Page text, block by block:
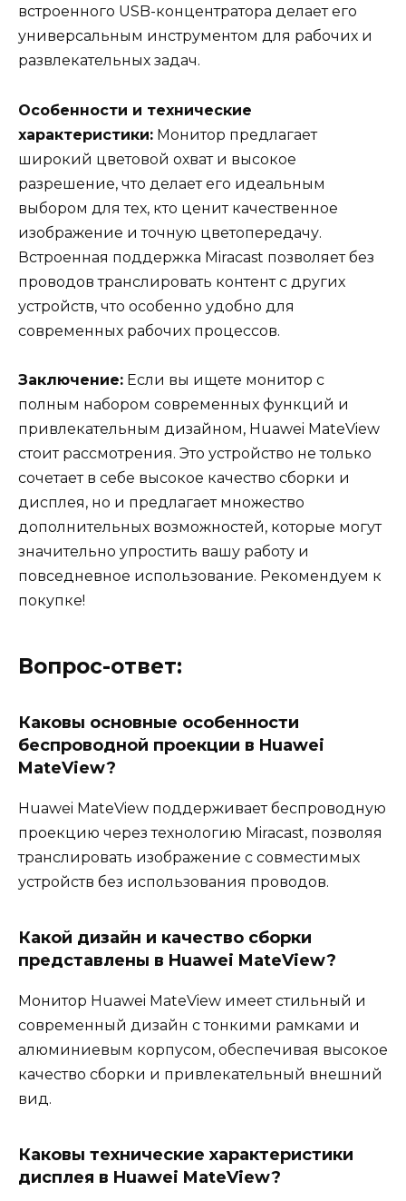
встроенного USB-концентратора делает его
универсальным инструментом для рабочих и
развлекательных задач.
Особенности и технические
характеристики: Монитор предлагает
широкий цветовой охват и высокое
разрешение, что делает его идеальным
выбором для тех, кто ценит качественное
изображение и точную цветопередачу.
Встроенная поддержка Miracast позволяет без
проводов транслировать контент с других
устройств, что особенно удобно для
современных рабочих процессов.
Заключение: Если вы ищете монитор с
полным набором современных функций и
привлекательным дизайном, Huawei MateView
стоит рассмотрения. Это устройство не только
сочетает в себе высокое качество сборки и
дисплея, но и предлагает множество
дополнительных возможностей, которые могут
значительно упростить вашу работу и
повседневное использование. Рекомендуем к
покупке!
Вопрос-ответ:
Каковы основные особенности
беспроводной проекции в Huawei
MateView?
Huawei MateView поддерживает беспроводную
проекцию через технологию Miracast, позволяя
транслировать изображение с совместимых
устройств без использования проводов.
Какой дизайн и качество сборки
представлены в Huawei MateView?
Монитор Huawei MateView имеет стильный и
современный дизайн с тонкими рамками и
алюминиевым корпусом, обеспечивая высокое
качество сборки и привлекательный внешний
вид.
Каковы технические характеристики
дисплея в Huawei MateView?